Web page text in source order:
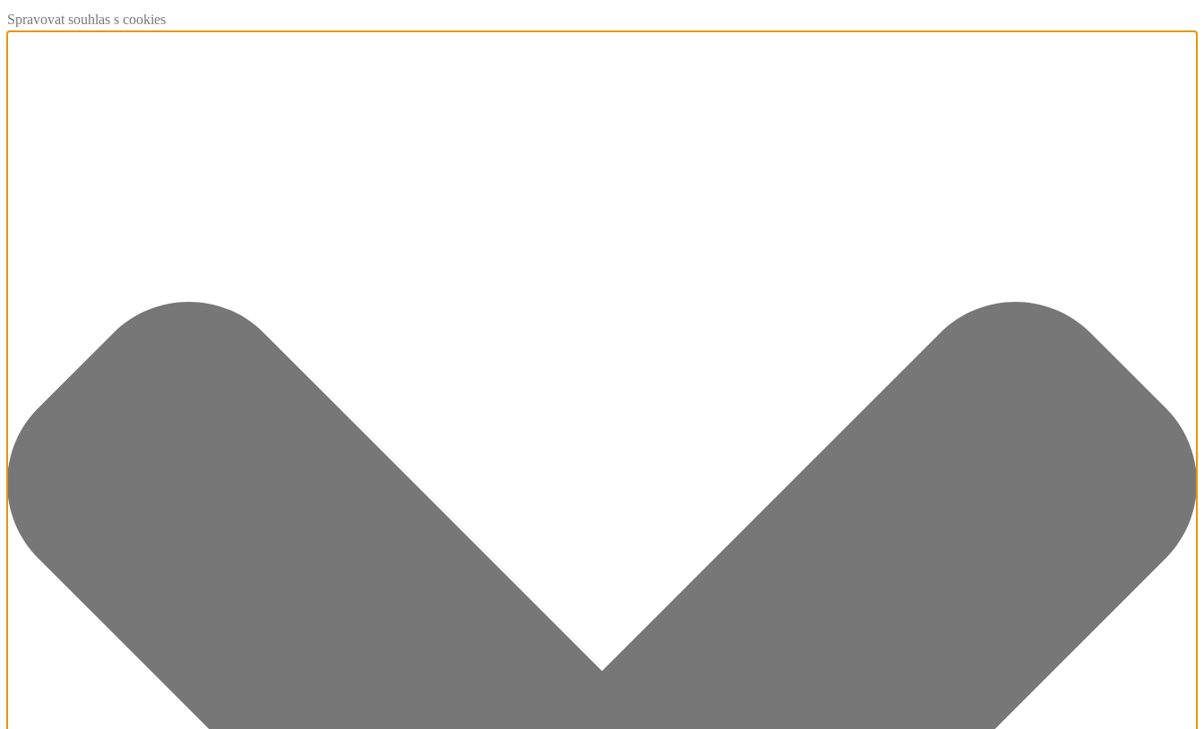
Spravovat souhlas s cookies